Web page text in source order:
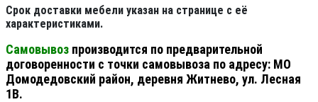
Срок доставки мебели указан на странице с её
характеристиками.
Самовывоз производится по предварительной
договоренности с точки самовывоза по адресу: МО
Домодедовский район, деревня Житнево, ул. Лесная
1В.